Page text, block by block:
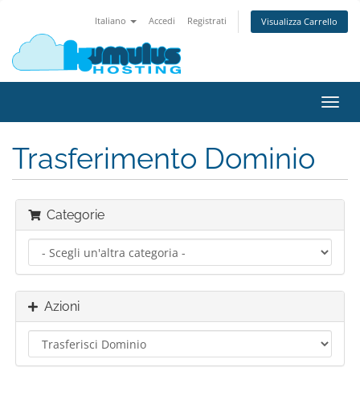
Italiano Accedi Registrati Visualizza Carrello
Attiva
Trasferimento Dominio
Categorie
Azioni